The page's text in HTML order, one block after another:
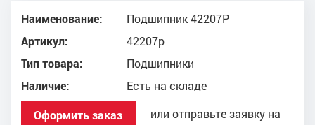
Наименование:
Подшипник 42207Р
Артикул:
42207р
Тип товара:
Подшипники
Наличие:
Есть на складе
Оформить заказ
или отправьте заявку на